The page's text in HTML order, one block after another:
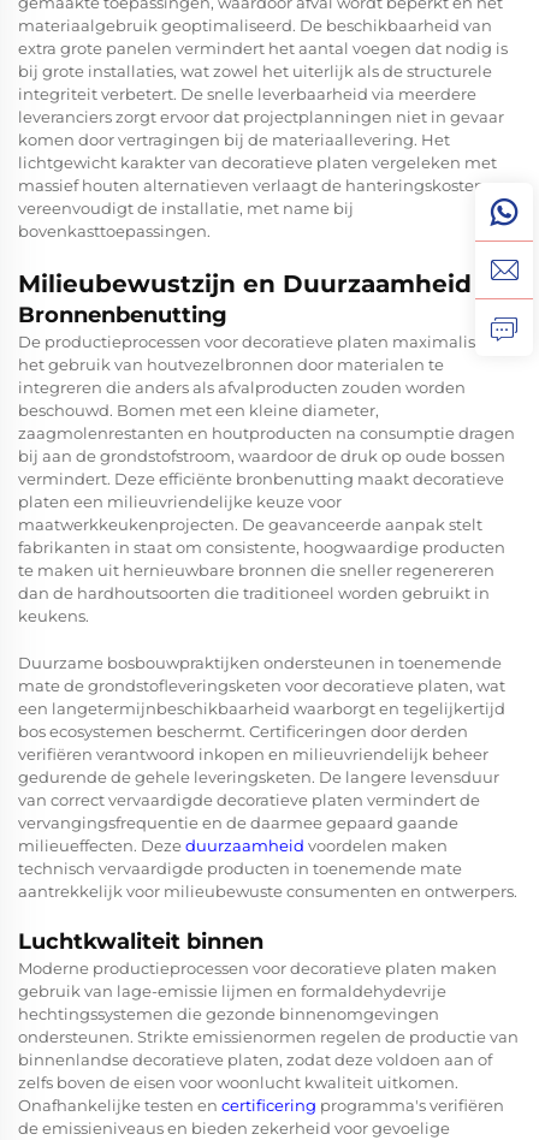
materiaalgebruik geoptimaliseerd. De beschikbaarheid van
extra grote panelen vermindert het aantal voegen dat nodig is
bij grote installaties, wat zowel het uiterlijk als de structurele
integriteit verbetert. De snelle leverbaarheid via meerdere
leveranciers zorgt ervoor dat projectplanningen niet in gevaar
komen door vertragingen bij de materiaallevering. Het
lichtgewicht karakter van decoratieve platen vergeleken met
massief houten alternatieven verlaagt de hanteringskosten en
vereenvoudigt de installatie, met name bij
bovenkasttoepassingen.
Milieubewustzijn en Duurzaamheid
Bronnenbenutting
De productieprocessen voor decoratieve platen maximaliseren
het gebruik van houtvezelbronnen door materialen te
integreren die anders als afvalproducten zouden worden
beschouwd. Bomen met een kleine diameter,
zaagmolenrestanten en houtproducten na consumptie dragen
bij aan de grondstofstroom, waardoor de druk op oude bossen
vermindert. Deze efficiënte bronbenutting maakt decoratieve
platen een milieuvriendelijke keuze voor
maatwerkkeukenprojecten. De geavanceerde aanpak stelt
fabrikanten in staat om consistente, hoogwaardige producten
te maken uit hernieuwbare bronnen die sneller regenereren
dan de hardhoutsoorten die traditioneel worden gebruikt in
keukens.
Duurzame bosbouwpraktijken ondersteunen in toenemende
mate de grondstofleveringsketen voor decoratieve platen, wat
een langetermijnbeschikbaarheid waarborgt en tegelijkertijd
bos ecosystemen beschermt. Certificeringen door derden
verifiëren verantwoord inkopen en milieuvriendelijk beheer
gedurende de gehele leveringsketen. De langere levensduur
van correct vervaardigde decoratieve platen vermindert de
vervangingsfrequentie en de daarmee gepaard gaande
milieueffecten. Dezeduurzaamheid voordelen maken
technisch vervaardigde producten in toenemende mate
aantrekkelijk voor milieubewuste consumenten en ontwerpers.
Luchtkwaliteit binnen
Moderne productieprocessen voor decoratieve platen maken
gebruik van lage-emissie lijmen en formaldehydevrije
hechtingssystemen die gezonde binnenomgevingen
ondersteunen. Strikte emissienormen regelen de productie van
binnenlandse decoratieve platen, zodat deze voldoen aan of
zelfs boven de eisen voor woonlucht kwaliteit uitkomen.
Onafhankelijke testen en certificering programma's verifiëren
de emissieniveaus en bieden zekerheid voor gevoelige